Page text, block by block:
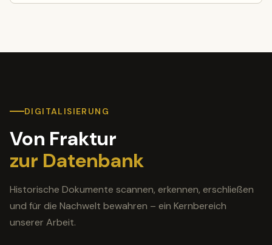
DIGITALISIERUNG
Von Fraktur
zur Datenbank
Historische Dokumente scannen, erkennen, erschließen
und für die Nachwelt bewahren – ein Kernbereich
unserer Arbeit.